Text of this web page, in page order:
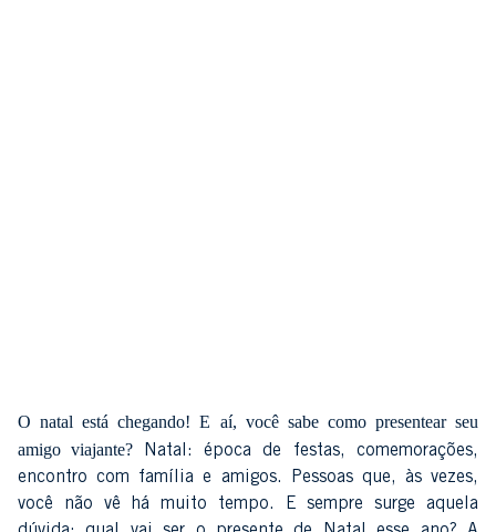
O natal está chegando! E aí, você sabe como presentear seu
amigo viajante?
Natal: época de festas, comemorações,
encontro com família e amigos. Pessoas que, às vezes,
você não vê há muito tempo. E sempre surge aquela